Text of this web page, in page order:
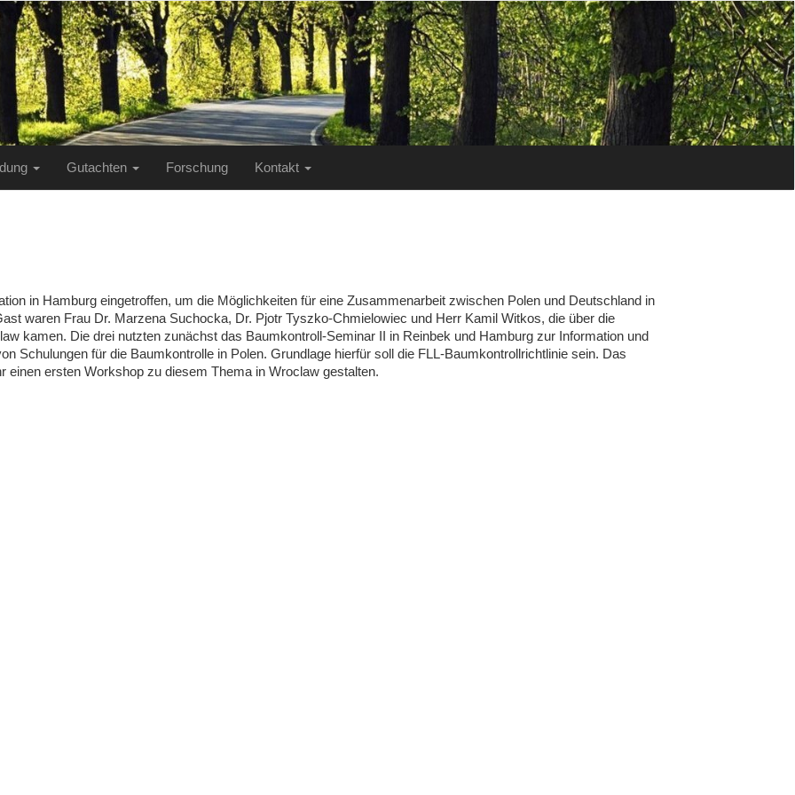
Gutachten Forschung Kontakt
in Hamburg eingetroffen, um die Möglichkeiten für eine Zusammenarbeit zwischen Polen und Deutschland in
waren Frau Dr. Marzena Suchocka, Dr. Pjotr Tyszko-Chmielowiec und Herr Kamil Witkos, die über die
kamen. Die drei nutzten zunächst das Baumkontroll-Seminar II in Reinbek und Hamburg zur Information und
Schulungen für die Baumkontrolle in Polen. Grundlage hierfür soll die FLL-Baumkontrollrichtlinie sein. Das
einen ersten Workshop zu diesem Thema in Wroclaw gestalten.